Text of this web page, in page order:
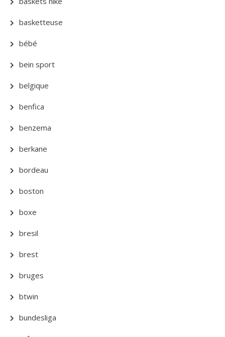
basketteuse
bébé
bein sport
belgique
benfica
benzema
berkane
bordeau
boston
boxe
bresil
brest
bruges
btwin
bundesliga